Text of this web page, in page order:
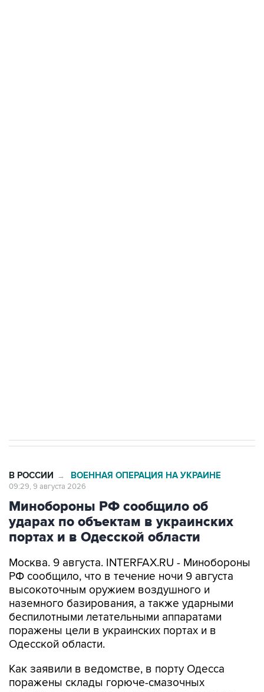
В РОССИИ → ВОЕННАЯ ОПЕРАЦИЯ НА УКРАИНЕ
09:29, 9 августа 2026
Минобороны РФ сообщило об
ударах по объектам в украинских
портах и в Одесской области
Москва. 9 августа. INTERFAX.RU - Минобороны
РФ сообщило, что в течение ночи 9 августа
высокоточным оружием воздушного и
наземного базирования, а также ударными
беспилотными летательными аппаратами
поражены цели в украинских портах и в
Одесской области.
Как заявили в ведомстве, в порту Одесса
поражены склады горюче-смазочных